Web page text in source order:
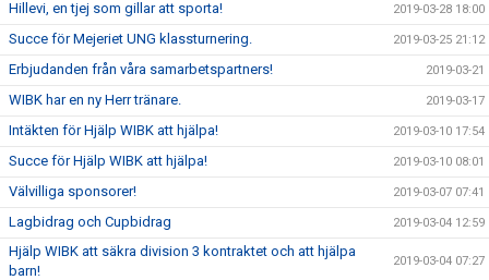
Hillevi, en tjej som gillar att sporta! 2019-03-28 18:00
Succe för Mejeriet UNG klassturnering. 2019-03-25 21:12
Erbjudanden från våra samarbetspartners! 2019-03-21
WIBK har en ny Herr tränare. 2019-03-17
Intäkten för Hjälp WIBK att hjälpa! 2019-03-10 17:54
Succe för Hjälp WIBK att hjälpa! 2019-03-10 08:01
Välvilliga sponsorer! 2019-03-07 07:41
Lagbidrag och Cupbidrag 2019-03-04 12:59
Hjälp WIBK att säkra division 3 kontraktet och att hjälpa
barn!
2019-03-04 07:27